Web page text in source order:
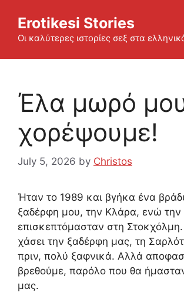
content
Erotikesi Stories
Οι καλύτερες ιστορίες σεξ στα
Έλα μωρό
χορέψουμε!
July 5, 2026 by Christos
Ήταν το 1989 και βγήκα ένα
ξαδέρφη μου, την Κλάρα, ενώ την
επισκεπτόμασταν στη
χάσει την ξαδέρφη μας, τη
πριν, πολύ ξαφνικά. Αλλά
βρεθούμε, παρόλο που θα
μας.